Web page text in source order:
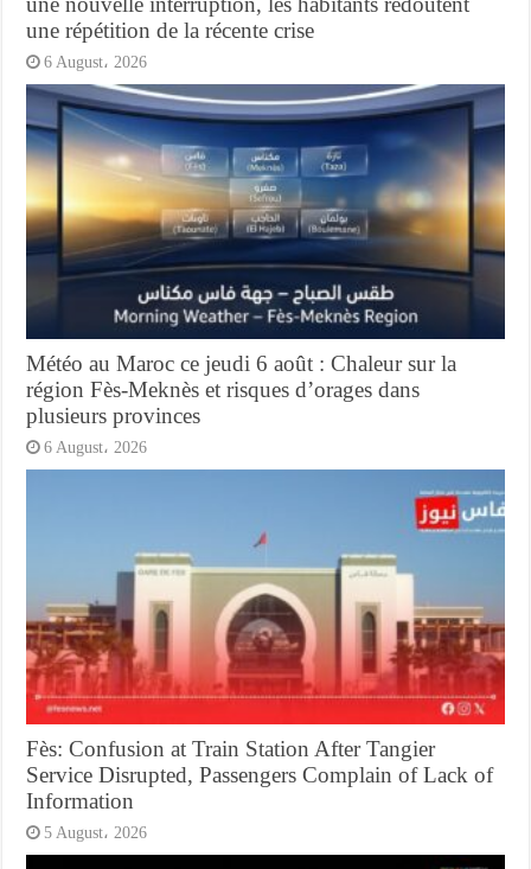
une répétition de la récente crise
6 August، 2026
Météo au Maroc ce jeudi 6 août : Chaleur sur la
région Fès-Meknès et risques d’orages dans
plusieurs provinces
6 August، 2026
Fès: Confusion at Train Station After Tangier
Service Disrupted, Passengers Complain of Lack of
Information
5 August، 2026